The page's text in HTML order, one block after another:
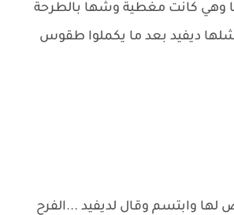
وهي كانت مغطية وشها بالطرحة
ديفيد بعد ما يكملوا طقوس
لها وابتسم وقال لديفيد ...الفرح